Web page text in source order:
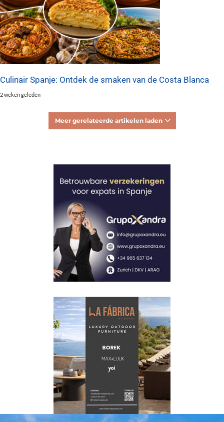
Culinair Spanje: Ontdek de smaken van de Costa Blanca
2 weken geleden
Meer gerelateerde artikelen laden